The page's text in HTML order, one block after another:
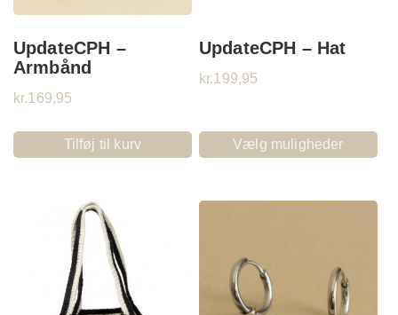
UpdateCPH –
Armbånd
kr.169,95
Tilføj til kurv
UpdateCPH – Hat
kr.199,95
Vælg muligheder